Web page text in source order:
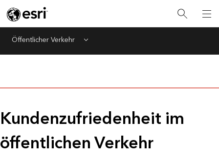
Öffentlicher Verkehr Menu
Kundenzufriedenheit im
öffentlichen Verkehr